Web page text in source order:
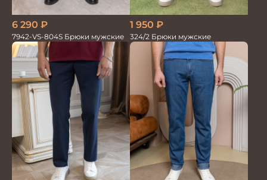
6 290 ₽
7942-VS-804S Брюки мужские
1 950 ₽
324/2 Брюки мужские